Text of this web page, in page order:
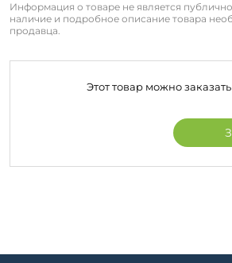
Информация о товаре не является
наличие и подробное описание товара
продавца.
Этот товар можно